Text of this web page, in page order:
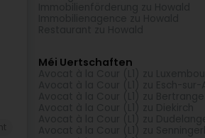
Méi Uertschaften